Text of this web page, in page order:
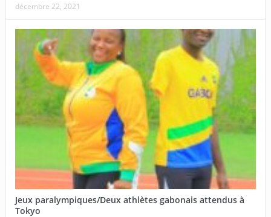
décembre 22, 2021
Jeux paralympiques/Deux athlètes gabonais attendus à
Tokyo